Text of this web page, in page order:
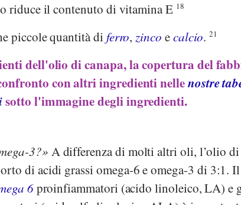
riduce il contenuto di vitamina E 18
piccole quantità di ferro,zinco ecalcio.21
dell'olio di canapa, la copertura del
con altri ingredienti nellenostre
sotto l'immagine degli ingredienti.
3?
A differenza di molti altri oli, l’olio di
di acidi grassi omega-6 e omega-3 di 3:1. Il
6proinfiammatori (acido linoleico, LA) e